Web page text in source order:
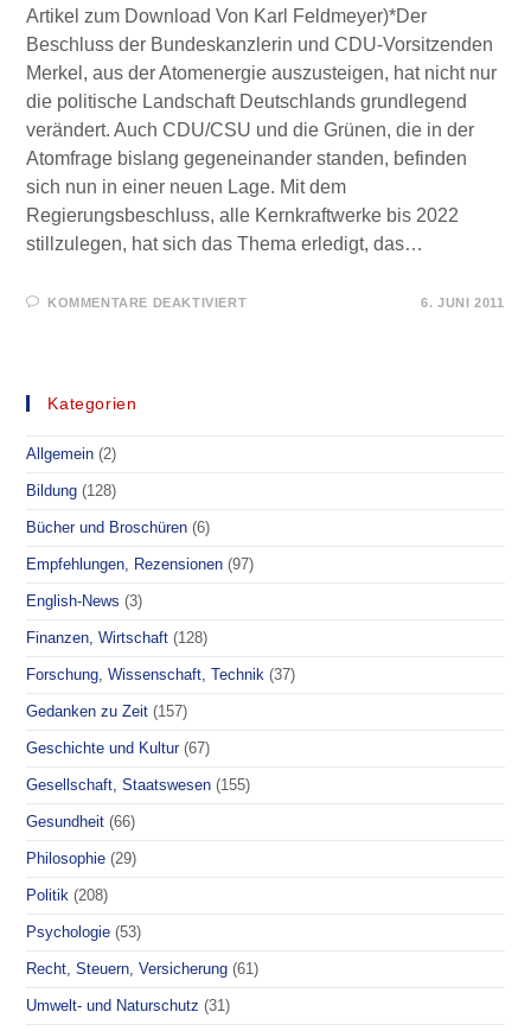
Artikel zum Download Von Karl Feldmeyer)*Der
Beschluss der Bundeskanzlerin und CDU-Vorsitzenden
Merkel, aus der Atomenergie auszusteigen, hat nicht nur
die politische Landschaft Deutschlands grundlegend
verändert. Auch CDU/CSU und die Grünen, die in der
Atomfrage bislang gegeneinander standen, befinden
sich nun in einer neuen Lage. Mit dem
Regierungsbeschluss, alle Kernkraftwerke bis 2022
stillzulegen, hat sich das Thema erledigt, das…
KOMMENTARE DEAKTIVIERTFÜR
6. JUNI 2011
Kategorien
Allgemein (2)
Bildung (128)
Bücher und Broschüren (6)
Empfehlungen, Rezensionen (97)
English-News (3)
Finanzen, Wirtschaft (128)
Forschung, Wissenschaft, Technik (37)
Gedanken zu Zeit (157)
Geschichte und Kultur (67)
Gesellschaft, Staatswesen (155)
Gesundheit (66)
Philosophie (29)
Politik (208)
Psychologie (53)
Recht, Steuern, Versicherung (61)
Umwelt- und Naturschutz (31)